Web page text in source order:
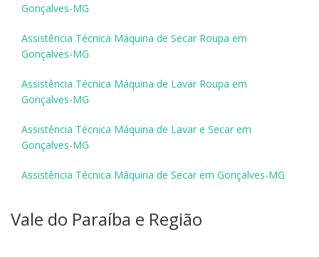
Gonçalves-MG
Assistência Técnica Máquina de Secar Roupa em
Gonçalves-MG
Assistência Técnica Máquina de Lavar Roupa em
Gonçalves-MG
Assistência Técnica Máquina de Lavar e Secar em
Gonçalves-MG
Assistência Técnica Máquina de Secar em Gonçalves-MG
Vale do Paraíba e Região